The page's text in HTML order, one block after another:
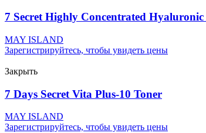
7 Secret Highly Concentrated
MAY ISLAND
Зарегистрируйтесь, чтобы увидеть цены
Закрыть
7 Days Secret Vita Plus-10 Toner
MAY ISLAND
Зарегистрируйтесь, чтобы увидеть цены